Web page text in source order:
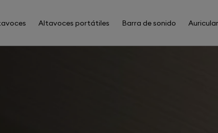
Altavoces portátiles Barra de sonido